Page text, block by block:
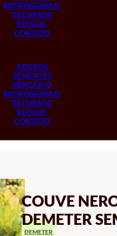
PROFISSIONAIS
RECURSOS
BLOGUE
CONTATO
ADUBOS
SEMENTES
BERÇÁRIO
PROFISSIONAIS
RECURSOS
BLOGUE
CONTATO
COUVE
DEMETER
DEMETER